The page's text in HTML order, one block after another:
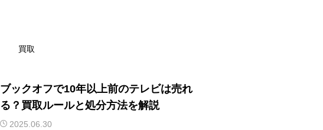
買取
ブックオフで10年以上前のテレビは売れ
る？買取ルールと処分方法を解説
2025.06.30